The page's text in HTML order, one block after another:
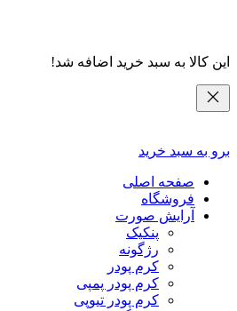
این کالا به سبد خرید اضافه شد!
برو به سبد خرید
صفحه اصلی
فروشگاه
آرایش صورت
پنکیک
رژگونه
کرم پودر
کرم پودر پمپی
کرم پودر تیوپی